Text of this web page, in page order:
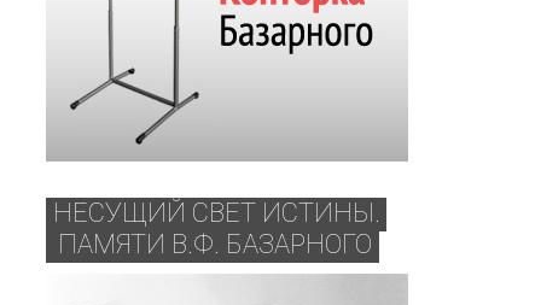
НЕСУЩИЙ СВЕТ ИСТИНЫ.
ПАМЯТИ В.Ф. БАЗАРНОГО